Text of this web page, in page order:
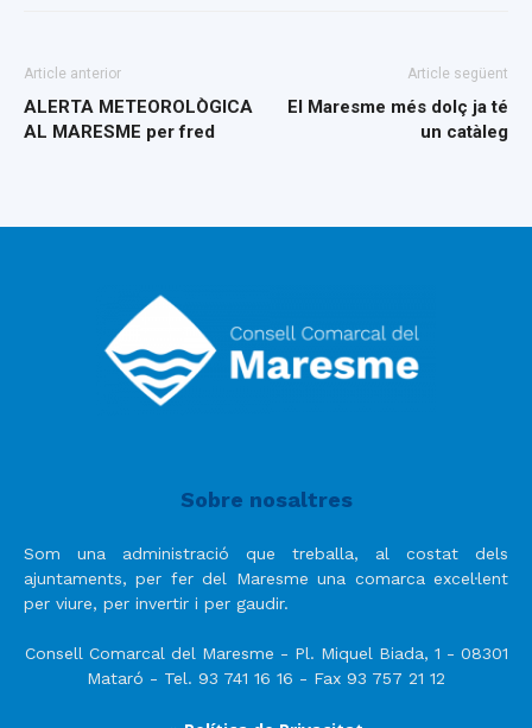
Article anterior
ALERTA METEOROLÒGICA
AL MARESME per fred
Article següent
El Maresme més dolç ja té
un catàleg
Sobre nosaltres
Som una administració que treballa, al costat dels
ajuntaments, per fer del Maresme una comarca excel·lent
per viure, per invertir i per gaudir.
Consell Comarcal del Maresme - Pl. Miquel Biada, 1 - 08301
Mataró - Tel. 93 741 16 16 - Fax 93 757 21 12